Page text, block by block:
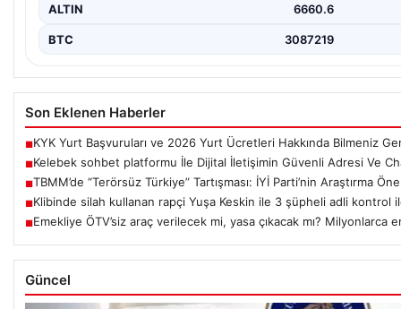
ALTIN 6660.6
BTC 3087219
Son Eklenen Haberler
■KYK Yurt Başvuruları ve 2026 Yurt Ücretleri Hakkında Bilmeniz
■Kelebek sohbet platformu İle Dijital İletişimin Güvenli Adresi Ve
■TBMM’de “Terörsüz Türkiye” Tartışması: İYİ Parti’nin Araştırma
■Klibinde silah kullanan rapçi Yuşa Keskin ile 3 şüpheli adli kontrol
■Emekliye ÖTV’siz araç verilecek mi, yasa çıkacak mı? Milyonlarca
Güncel